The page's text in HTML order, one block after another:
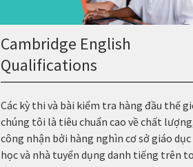
Cambridge English
Qualifications
Các kỳ thi và bài kiểm tra hàng đầu thế
chúng tôi là tiêu chuẩn cao về chất
công nhận bởi hàng nghìn cơ sở giáo dục
học và nhà tuyển dụng danh tiếng trên